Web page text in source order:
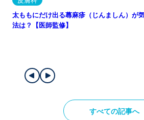
太ももにだけ出る蕁麻疹（じんましん）が
法は？【医師監修】
すべての記事へ